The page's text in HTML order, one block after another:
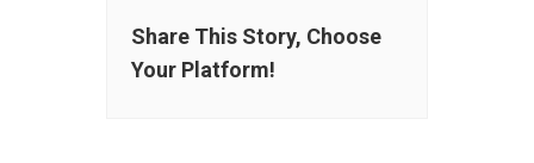
Share This Story, Choose
Your Platform!